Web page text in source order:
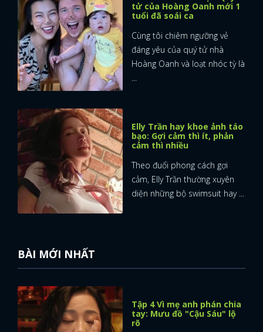
FACEBOOK GOOGLE
tử của Hoàng Oanh mới 1
tuổi đã soái ca
Cùng tôi chiêm ngưỡng vẻ
đáng yêu của quý tử nhà
Hoàng Oanh và loạt nhóc tỳ là
...
Elly Trần hay khoe ảnh táo
bạo: Gợi cảm thì ít, phản
cảm thì nhiều
Theo đuổi phong cách gợi
cảm, Elly Trần thường xuyên
diện những bộ swimsuit hay ...
BÀI MỚI NHẤT
Tập 4 Vì mẹ anh phán chia
tay: Mưu đồ "Cậu Sáu" lộ
rõ